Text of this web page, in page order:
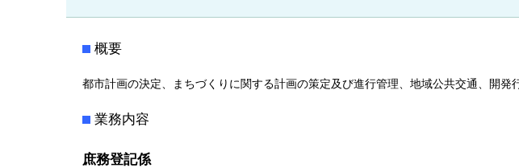
概要
都市計画の決定、まちづくりに関する計画の策定及び進行管理、地域公共交通、開
業務内容
庶務登記係